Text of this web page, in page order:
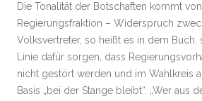
Die Tonalität der Botschaften kommt
Regierungsfraktion – Widerspruch
Volksvertreter, so heißt es in dem Buch,
Linie dafür sorgen, dass
nicht gestört werden und im Wahlkreis
Basis „bei der Stange bleibt“. „Wer aus